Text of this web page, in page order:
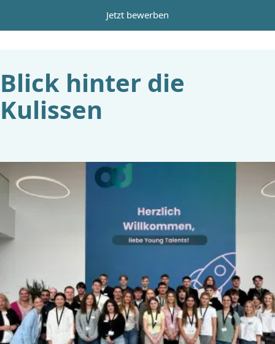
Jetzt bewerben
Blick hinter die
Kulissen